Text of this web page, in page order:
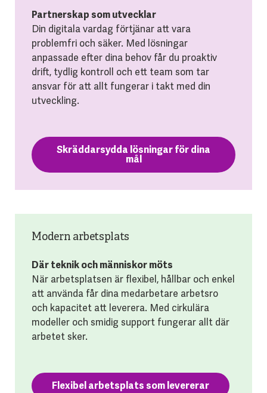
Partnerskap som utvecklar
Din digitala vardag förtjänar att vara
problemfri och säker. Med lösningar
anpassade efter dina behov får du proaktiv
drift, tydlig kontroll och ett team som tar
ansvar för att allt fungerar i takt med din
utveckling.
Skräddarsydda lösningar för dina
mål
Modern arbetsplats
Där teknik och människor möts
När arbetsplatsen är flexibel, hållbar och enkel
att använda får dina medarbetare arbetsro
och kapacitet att leverera. Med cirkulära
modeller och smidig support fungerar allt där
arbetet sker.
Flexibel arbetsplats som levererar